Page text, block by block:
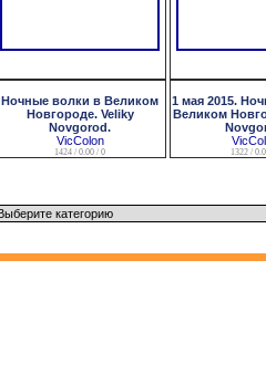
Ночные волки в Великом
Новгороде. Veliky
Novgorod.
VicColon
1424 / 0.00 / 0
1 мая 2015.
Великом
1322 /